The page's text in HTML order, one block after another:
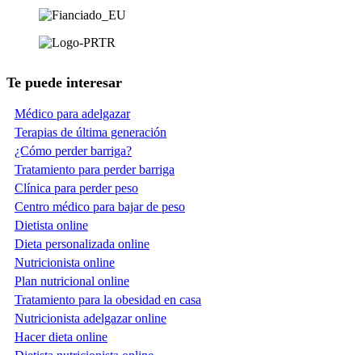
Te puede interesar
Médico para adelgazar
Terapias de última generación
¿Cómo perder barriga?
Tratamiento para perder barriga
Clínica para perder peso
Centro médico para bajar de peso
Dietista online
Dieta personalizada online
Nutricionista online
Plan nutricional online
Tratamiento para la obesidad en casa
Nutricionista adelgazar online
Hacer dieta online